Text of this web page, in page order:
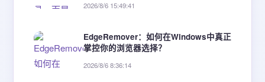
2026/8/6 15:49:41
EdgeRemover：如何在Windows中真正
掌控你的浏览器选择？
2026/8/6 8:36:14